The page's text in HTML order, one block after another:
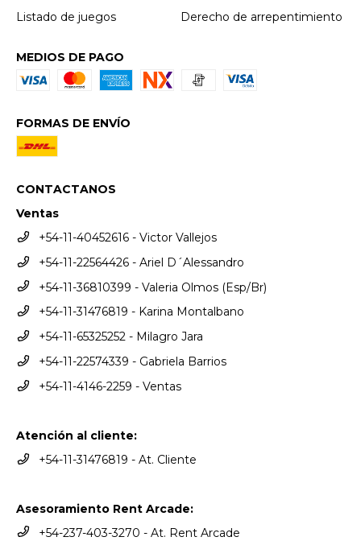
Listado de juegos Derecho de arrepentimiento
MEDIOS DE PAGO
FORMAS DE ENVÍO
CONTACTANOS
Ventas
+54-11-40452616 - Victor Vallejos
+54-11-22564426 - Ariel D´Alessandro
+54-11-36810399 - Valeria Olmos (Esp/Br)
+54-11-31476819 - Karina Montalbano
+54-11-65325252 - Milagro Jara
+54-11-22574339 - Gabriela Barrios
+54-11-4146-2259 - Ventas
Atención al cliente:
+54-11-31476819 - At. Cliente
Asesoramiento Rent Arcade:
+54-237-403-3270 - At. Rent Arcade